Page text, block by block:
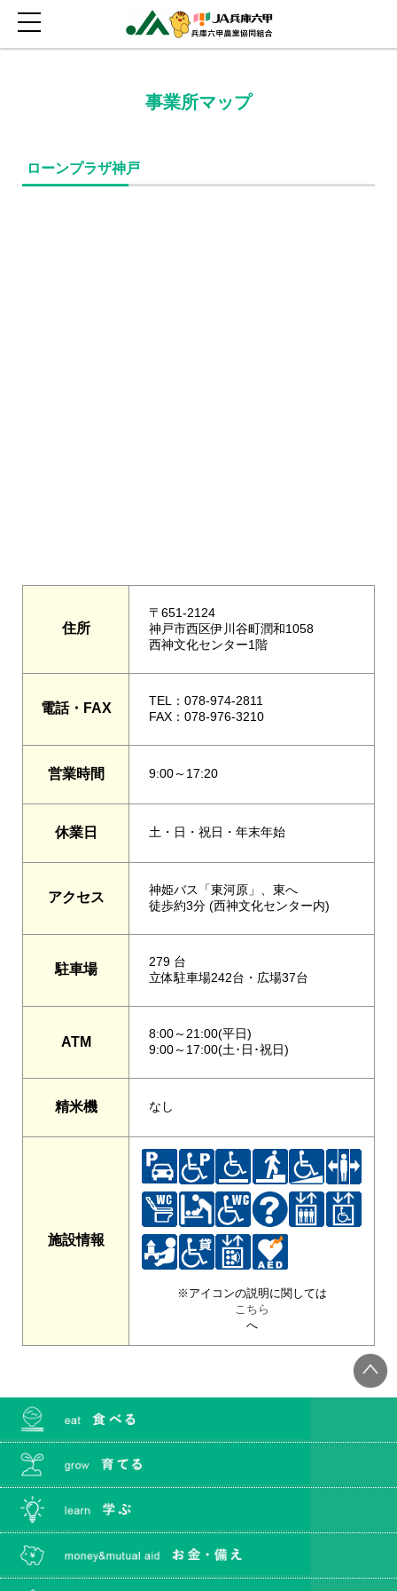
事業所マップ
ローンプラザ神戸
住所
〒651-2124
神戸市西区伊川谷町潤和1058
西神文化センター1階
電話・FAX
TEL：078-974-2811
FAX：078-976-3210
営業時間 9:00～17:20
休業日 土・日・祝日・年末年始
アクセス
神姫バス「東河原」、東へ
徒歩約3分 (西神文化センター内)
駐車場
279 台
立体駐車場242台・広場37台
ATM
8:00～21:00(平日)
9:00～17:00(土･日･祝日)
精米機 なし
施設情報
※アイコンの説明に関しては
こちら
へ